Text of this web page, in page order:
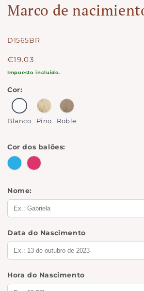
Marco de
SKU:
D1565BR
Precio
regular
€19.03
Impuesto incluido.
Cor:
Blanco
Blanco
Pino
Pino
Roble
Roble
Cor dos balões:
Azul Rosa
Nome:
Data do Nascimento
Hora do Nascimento